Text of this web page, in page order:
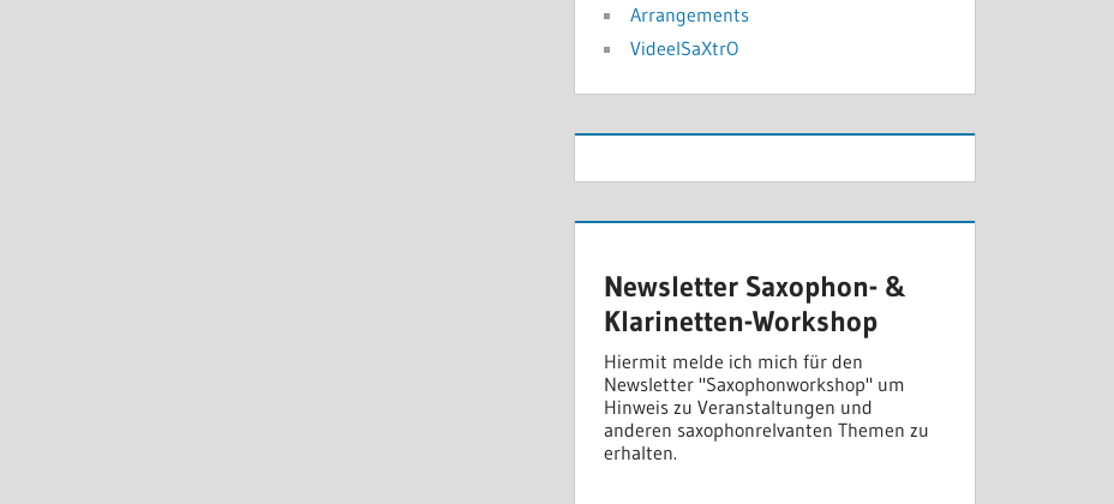
Arrangements
VideelSaXtrO
Newsletter Saxophon- &
Klarinetten-Workshop
Hiermit melde ich mich für den
Newsletter "Saxophonworkshop" um
Hinweis zu Veranstaltungen und
anderen saxophonrelvanten Themen zu
erhalten.